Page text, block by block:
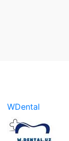
WDental